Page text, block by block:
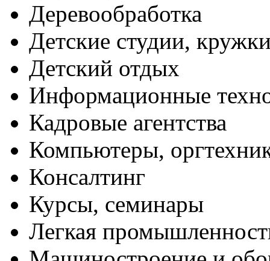
Деревообработка
Детские студии,
Детский отдых
Информационные
Кадровые агентства
Компьютеры,
Консалтинг
Курсы, семинары
Легкая